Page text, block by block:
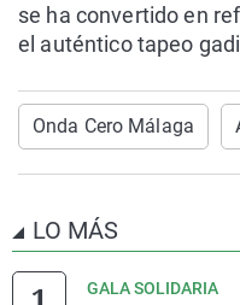
se ha convertido en
el auténtico tapeo
Onda Cero Málaga
LO MÁS
GALA SOLIDARIA